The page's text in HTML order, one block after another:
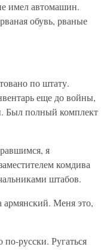
имел автомашин.
обувь, рваные
по штату.
еще до войны,
Был полный комплект
я
комдива
штабов.
армянский. Меня это,
русски. Ругаться